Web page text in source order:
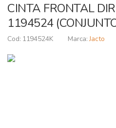
CINTA FRONTAL
1194524
1194524K Jacto